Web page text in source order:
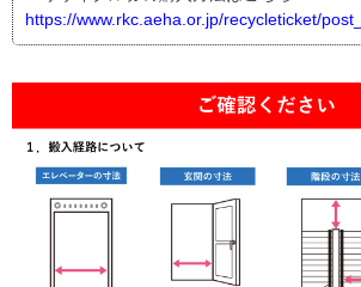
https://www.rkc.aeha.or.jp/recycleticket/